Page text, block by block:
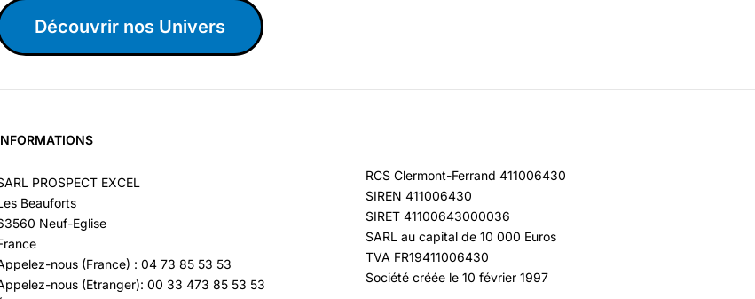
Découvrir nos Univers
PROSPECT EXCEL
Beauforts
Neuf-Eglise
nous (France) : 04 73 85 53 53
nous (Etranger): 00 33 473 85 53 53
RCS Clermont-Ferrand 411006430
SIREN 411006430
SIRET 41100643000036
SARL au capital de 10 000 Euros
TVA FR19411006430
Société créée le 10 février 1997